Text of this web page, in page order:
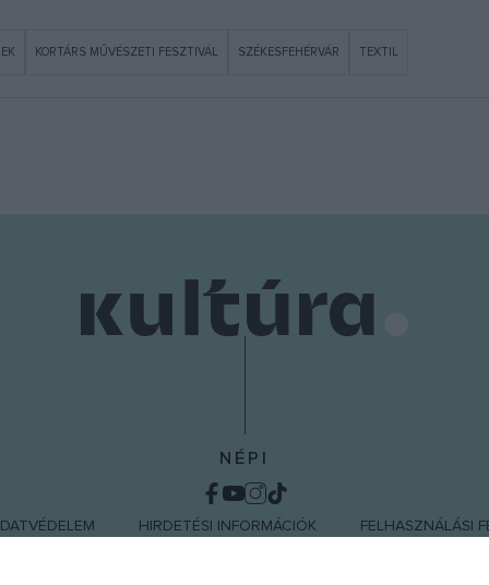
KORTÁRS MŰVÉSZETI FESZTIVÁL SZÉKESFEHÉRVÁR TEXTIL
NÉPI
HIRDETÉSI INFORMÁCIÓK FELHASZNÁLÁSI